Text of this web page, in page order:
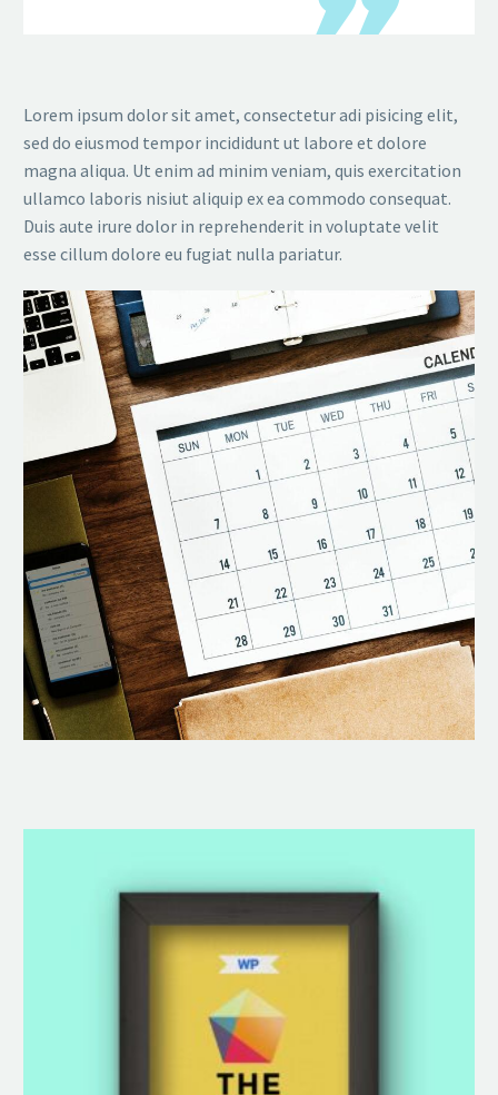
Lorem ipsum dolor sit amet, consectetur adi pisicing elit,
sed do eiusmod tempor incididunt ut labore et dolore
magna aliqua. Ut enim ad minim veniam, quis exercitation
ullamco laboris nisiut aliquip ex ea commodo consequat.
Duis aute irure dolor in reprehenderit in voluptate velit
esse cillum dolore eu fugiat nulla pariatur.